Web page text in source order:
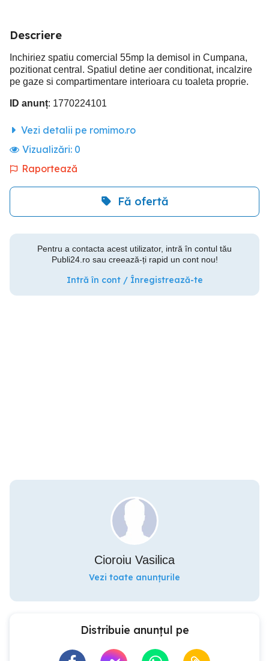
Descriere
Inchiriez spatiu comercial 55mp la demisol in Cumpana,
pozitionat central. Spatiul detine aer conditionat, incalzire
pe gaze si compartimentare interioara cu toaleta proprie.
ID anunț: 1770224101
Vezi detalii pe romimo.ro
Vizualizări: 0
Raportează
Fă ofertă
Pentru a contacta acest utilizator, intră în contul tău
Publi24.ro sau creează-ți rapid un cont nou!
Intră în cont / Înregistrează-te
Cioroiu Vasilica
Vezi toate anunțurile
Distribuie anunțul pe